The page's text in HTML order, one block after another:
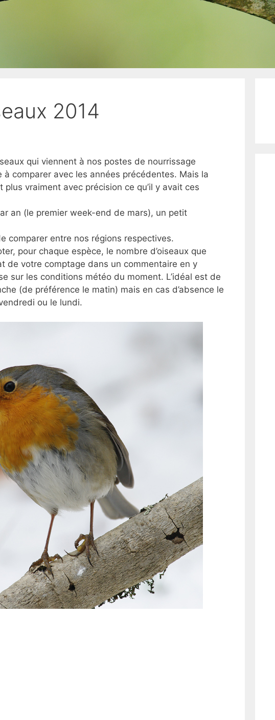
2014
qui viennent à nos postes de nourrissage
comparer avec les années précédentes. Mais la
vraiment avec précision ce qu’il y avait ces
an (le premier week-end de mars), un petit
comparer entre nos régions respectives.
pour chaque espèce, le nombre d’oiseaux que
de votre comptage dans un commentaire en y
sur les conditions météo du moment. L’idéal est de
(de préférence le matin) mais en cas d’absence le
ou le lundi.